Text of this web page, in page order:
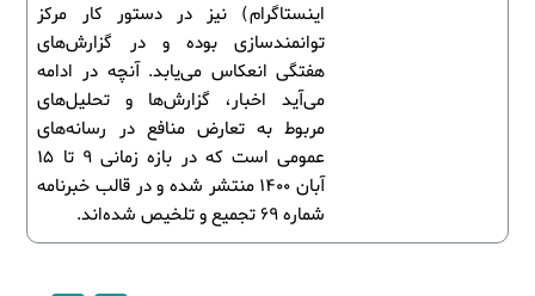
اینستاگرام) نیز در دستور کار مرکز
توانمندسازی بوده و در گزارش‌های
هفتگی انعکاس می‌یابد. آنچه در ادامه
می‌آید اخبار، گزارش‌ها و تحلیل‌های
مربوط به تعارض منافع در رسانه‌های
عمومی است که در بازه زمانی 9 تا 15
آبان 1400 منتشر شده و در قالب خبرنامه
شماره 69 تجمیع و تلخیص شده‌اند.